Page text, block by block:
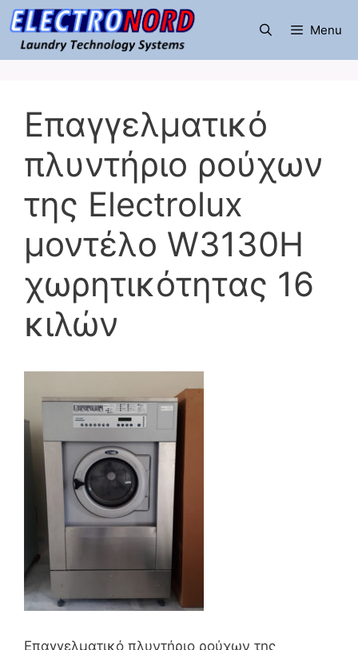
Μετάβαση
σε
περιεχόμενο
Menu
Επαγγελματικό
πλυντήριο ρούχων
της Electrolux
μοντέλο W3130H
χωρητικότητας 16
κιλών
Επαγγελματικό πλυντήριο ρούχων της